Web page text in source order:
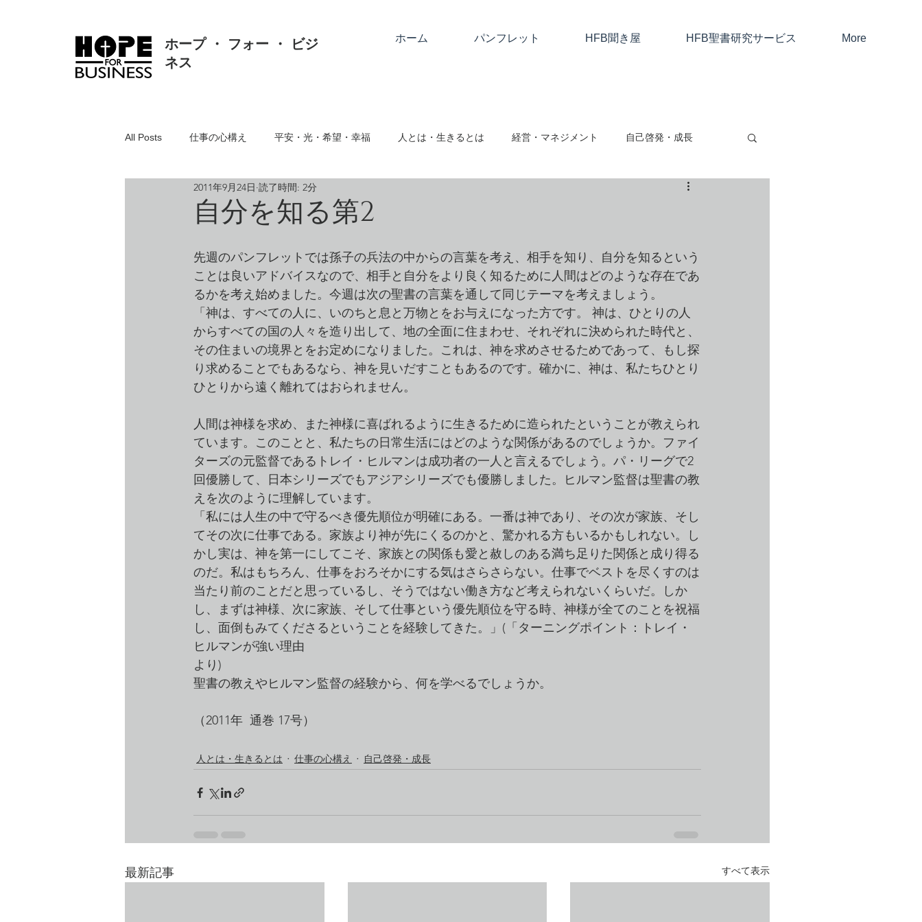
ホーム パンフレット HFB聞き屋 HFB聖書研究サービス More
ホープ ・ フォー ・ ビジ
ネス
All Posts 仕事の心構え 平安・光・希望・幸福 人とは・生きるとは 経営・マネジメント 自己啓発・成長
真理・価値・知恵・真実 人間関係
組織・人事・労務 人の悪・方向転換・改める クリスマス・復活祭・アドベント クリスチャン
自分を知る第2
2011年9月24日 読了時間: 2分
先週のパンフレットでは孫子の兵法の中からの言葉を考え、相手を知り、自分を知るという
ことは良いアドバイスなので、相手と自分をより良く知るために人間はどのような存在であ
るかを考え始めました。今週は次の聖書の言葉を通して同じテーマを考えましょう。
「神は、すべての人に、いのちと息と万物とをお与えになった方です。 神は、ひとりの人
からすべての国の人々を造り出して、地の全面に住まわせ、それぞれに決められた時代と、
その住まいの境界とをお定めになりました。これは、神を求めさせるためであって、もし探
り求めることでもあるなら、神を見いだすこともあるのです。確かに、神は、私たちひとり
ひとりから遠く離れてはおられません。
人間は神様を求め、また神様に喜ばれるように生きるために造られたということが教えられ
ています。このことと、私たちの日常生活にはどのような関係があるのでしょうか。ファイ
ターズの元監督であるトレイ・ヒルマンは成功者の一人と言えるでしょう。パ・リーグで2
回優勝して、日本シリーズでもアジアシリーズでも優勝しました。ヒルマン監督は聖書の教
えを次のように理解しています。
「私には人生の中で守るべき優先順位が明確にある。一番は神であり、その次が家族、そし
てその次に仕事である。家族より神が先にくるのかと、驚かれる方もいるかもしれない。し
かし実は、神を第一にしてこそ、家族との関係も愛と赦しのある満ち足りた関係と成り得る
のだ。私はもちろん、仕事をおろそかにする気はさらさらない。仕事でベストを尽くすのは
当たり前のことだと思っているし、そうではない働き方など考えられないくらいだ。しか
し、まずは神様、次に家族、そして仕事という優先順位を守る時、神様が全てのことを祝福
し、面倒もみてくださるということを経験してきた。」(「ターニングポイント：トレイ・
ヒルマンが強い理由
より)
聖書の教えやヒルマン監督の経験から、何を学べるでしょうか。
（2011年  通巻 17号）
人とは・生きるとは 仕事の心構え 自己啓発・成長
最新記事 すべて表示